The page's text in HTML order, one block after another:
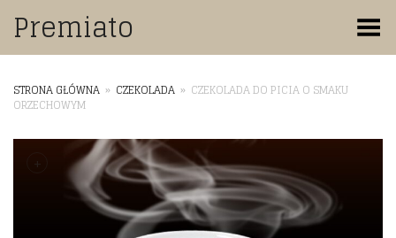
Premiato Toggle Menu
STRONA GŁÓWNA » CZEKOLADA » CZEKOLADA DO PICIA O SMAKU
ORZECHOWYM
+